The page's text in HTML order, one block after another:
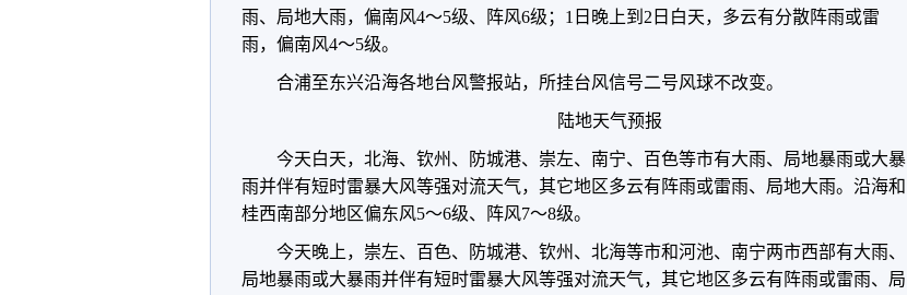
雨、局地大雨，偏南风4～5级、阵风6级；1日晚上到2日白天，多云有分散阵雨或雷
雨，偏南风4～5级。
合浦至东兴沿海各地台风警报站，所挂台风信号二号风球不改变。
陆地天气预报
今天白天，北海、钦州、防城港、崇左、南宁、百色等市有大雨、局地暴雨或大暴
雨并伴有短时雷暴大风等强对流天气，其它地区多云有阵雨或雷雨、局地大雨。沿海和
桂西南部分地区偏东风5～6级、阵风7～8级。
今天晚上，崇左、百色、防城港、钦州、北海等市和河池、南宁两市西部有大雨、
局地暴雨或大暴雨并伴有短时雷暴大风等强对流天气，其它地区多云有阵雨或雷雨、局